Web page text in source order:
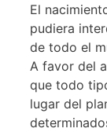
El
pudiera
de todo el
A favor del
que todo
lugar del